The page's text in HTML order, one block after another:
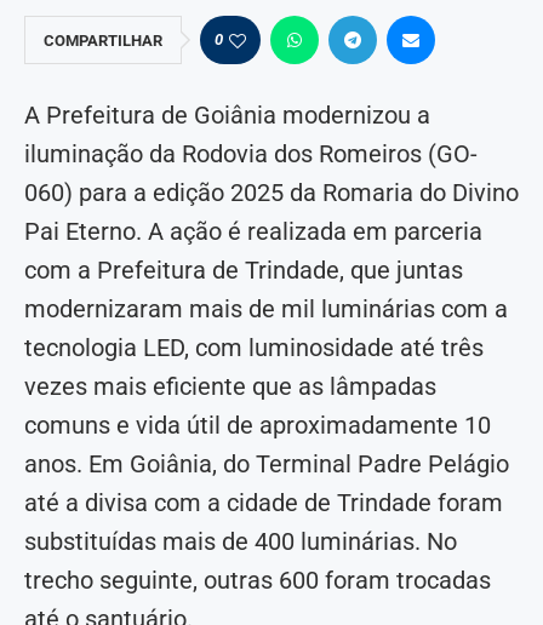
COMPARTILHAR 0
A Prefeitura de Goiânia modernizou a
iluminação da Rodovia dos Romeiros (GO-
060) para a edição 2025 da Romaria do Divino
Pai Eterno. A ação é realizada em parceria
com a Prefeitura de Trindade, que juntas
modernizaram mais de mil luminárias com a
tecnologia LED, com luminosidade até três
vezes mais eficiente que as lâmpadas
comuns e vida útil de aproximadamente 10
anos. Em Goiânia, do Terminal Padre Pelágio
até a divisa com a cidade de Trindade foram
substituídas mais de 400 luminárias. No
trecho seguinte, outras 600 foram trocadas
até o santuário.